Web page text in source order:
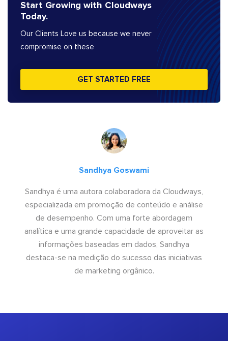
Start Growing with Cloudways
Today.
Our Clients Love us because we never
compromise on these
GET STARTED FREE
Sandhya Goswami
Sandhya é uma autora colaboradora da Cloudways,
especializada em promoção de conteúdo e análise
de desempenho. Com uma forte abordagem
analítica e uma grande capacidade de aproveitar as
informações baseadas em dados, Sandhya
destaca-se na medição do sucesso das iniciativas
de marketing orgânico.